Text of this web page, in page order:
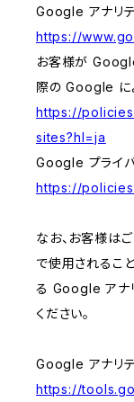
Google アナリテ
https://
お客様が
際の Google に
https://
sites?hl=ja
Google プライバ
https://
なお、お客様は
で使用されるこ
る Google アナ
ください。
Google アナリテ
https://